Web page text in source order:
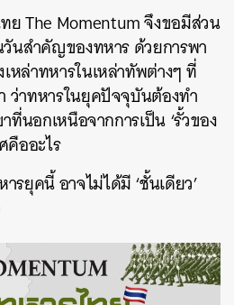
ย The Momentum จึงขอมีส่วน
วันสำคัญของทหาร ด้วยการพา
ล่าทหารในเหล่าทัพต่างๆ ที่
ว่าทหารในยุคปัจจุบันต้องทำ
ที่นอกเหนือจากการเป็น ‘รั้วของ
คืออะไร
รยุคนี้ อาจไม่ได้มี ‘ชั้นเดียว’